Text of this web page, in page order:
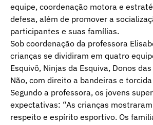
equipe, coordenação motora e
defesa, além de promover a
participantes e suas famílias.
Sob coordenação da professora
crianças se dividiram em quatro
Esquivô, Ninjas da Esquiva, Donos
Não, com direito a bandeiras e
Segundo a professora, os jovens
expectativas: “As crianças
respeito e espírito esportivo. Os